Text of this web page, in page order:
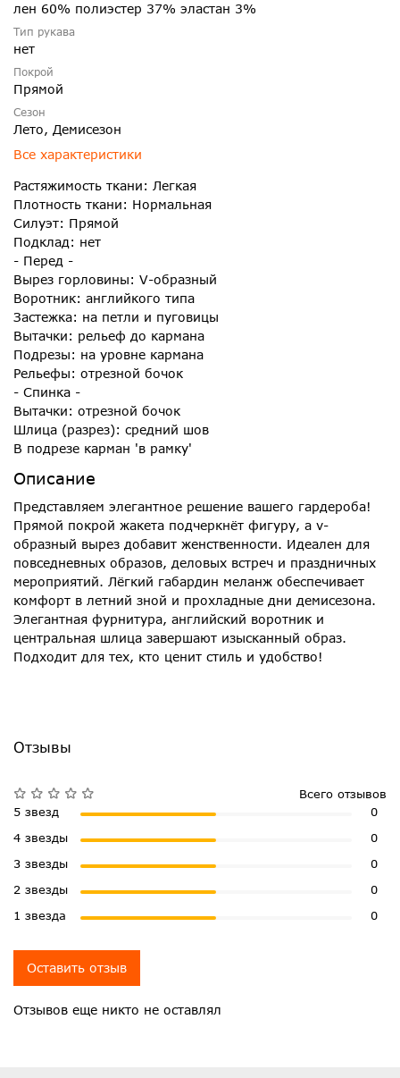
лен 60% полиэстер 37% эластан 3%
Тип рукава
нет
Покрой
Прямой
Сезон
Лето, Демисезон
Все характеристики
Растяжимость ткани: Легкая
Плотность ткани: Нормальная
Силуэт: Прямой
Подклад: нет
- Перед -
Вырез горловины: V-образный
Воротник: английкого типа
Застежка: на петли и пуговицы
Вытачки: рельеф до кармана
Подрезы: на уровне кармана
Рельефы: отрезной бочок
- Спинка -
Вытачки: отрезной бочок
Шлица (разрез): средний шов
В подрезе карман 'в рамку'
Описание
Представляем элегантное решение вашего гардероба!
Прямой покрой жакета подчеркнёт фигуру, а v-
образный вырез добавит женственности. Идеален для
повседневных образов, деловых встреч и праздничных
мероприятий. Лёгкий габардин меланж обеспечивает
комфорт в летний зной и прохладные дни демисезона.
Элегантная фурнитура, английский воротник и
центральная шлица завершают изысканный образ.
Подходит для тех, кто ценит стиль и удобство!
Отзывы
Отзывов еще никто не оставлял
Всего отзывов
5 звезд
0
4 звезды
0
3 звезды
0
2 звезды
0
1 звезда
0
Оставить отзыв